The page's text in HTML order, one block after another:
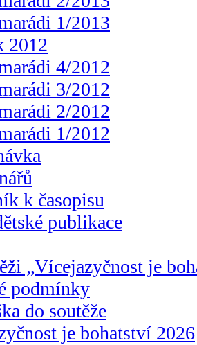
1/2013
2012
4/2012
3/2012
2/2012
1/2012
k časopisu
publikace
„Vícejazyčnost je
podmínky
do soutěže
je bohatství 2026